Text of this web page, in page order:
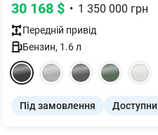
30 168 $ • 1 350 000 грн
Передній привід
Бензин, 1.6л
Під замовлення